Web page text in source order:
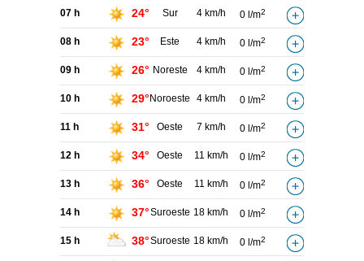
07 h 24° Sur 4 km/h 0 l/m2
08 h 23° Este 4 km/h 0 l/m2
09 h 26° Noreste 4 km/h 0 l/m2
10 h 29° Noroeste 4 km/h 0 l/m2
11 h 31° Oeste 7 km/h 0 l/m2
12 h 34° Oeste 11 km/h 0 l/m2
13 h 36° Oeste 11 km/h 0 l/m2
14 h 37°Suroeste 18 km/h 0 l/m2
15 h 38°Suroeste 18 km/h 0 l/m2